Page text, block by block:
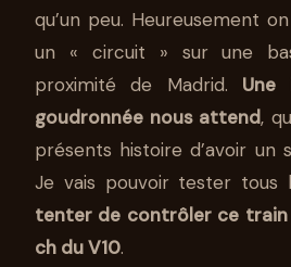
qu’un peu. Heureusement
un « circuit » sur une
proximité de Madrid. Une
goudronnée nous attend,
présents histoire d’avoir un
Je vais pouvoir tester tous
tenter de contrôler ce
ch du V10.